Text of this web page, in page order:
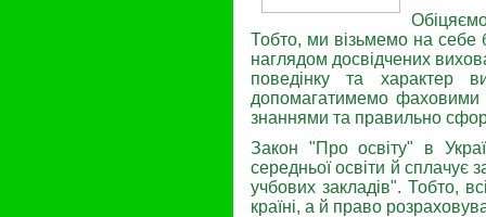
Тобто, ми візьмемо на себе
наглядом досвідчених
поведінку та характер
допомагатиме­мо фаховими
знаннями та правильно
Закон "Про освіту" в
середньої освіти й сплачує
учбових закладів". Тобто,
країні, а й право